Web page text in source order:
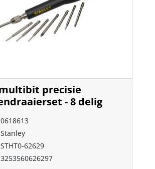
precisie
- 8 delig
0618613
Stanley
STHT0-62629
3253560626297